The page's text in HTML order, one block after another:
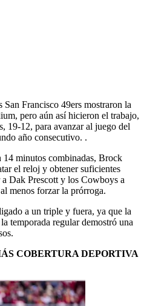
Francisco 49ers mostraron la
pero aún así hicieron el trabajo,
19-12, para avanzar al juego del
año consecutivo. .
14 minutos combinadas, Brock
el reloj y obtener suficientes
Dak Prescott y los Cowboys a
menos forzar la prórroga.
a un triple y fuera, ya que la
temporada regular demostró una
COBERTURA DEPORTIVA